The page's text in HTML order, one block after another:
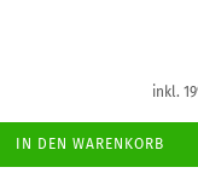
inkl.
IN DEN WARENKORB